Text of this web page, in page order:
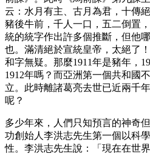
云：水月有主、古月為君，十傳
豬後牛前，千人一口，五二倒置
統的統字作出許多個推斷，但他
也。滿清絕於宣統皇帝，太絕了
和字無疑。那麼1911年是豬年，
1912年嗎？而亞洲第一個共和國
立。此時離諸葛亮去世已近兩千
呢？
多少年來，人們只知預言的神奇
功創始人李洪志先生第一個以科
性。李洪志先生說：「現在在世